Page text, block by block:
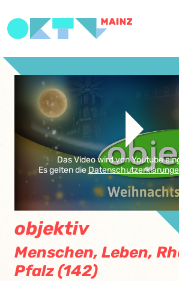
Das Video wird von Youtube
Es gelten die
objektiv
Menschen, Leben,
Pfalz (142)